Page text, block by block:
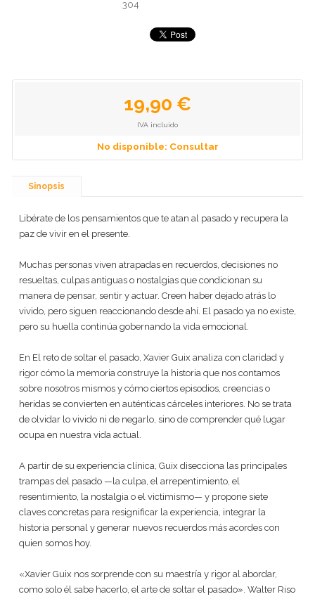
304
19,90 €
IVA incluido
No disponible: Consultar
Sinopsis
Libérate de los pensamientos que te atan al pasado y recupera la
paz de vivir en el presente.
Muchas personas viven atrapadas en recuerdos, decisiones no
resueltas, culpas antiguas o nostalgias que condicionan su
manera de pensar, sentir y actuar. Creen haber dejado atrás lo
vivido, pero siguen reaccionando desde ahí. El pasado ya no existe,
pero su huella continúa gobernando la vida emocional.
En El reto de soltar el pasado, Xavier Guix analiza con claridad y
rigor cómo la memoria construye la historia que nos contamos
sobre nosotros mismos y cómo ciertos episodios, creencias o
heridas se convierten en auténticas cárceles interiores. No se trata
de olvidar lo vivido ni de negarlo, sino de comprender qué lugar
ocupa en nuestra vida actual.
A partir de su experiencia clínica, Guix disecciona las principales
trampas del pasado —la culpa, el arrepentimiento, el
resentimiento, la nostalgia o el victimismo— y propone siete
claves concretas para resignificar la experiencia, integrar la
historia personal y generar nuevos recuerdos más acordes con
quien somos hoy.
«Xavier Guix nos sorprende con su maestría y rigor al abordar,
como solo él sabe hacerlo, el arte de soltar el pasado». Walter Riso